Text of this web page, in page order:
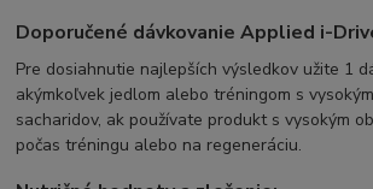
Doporučené dávkovanie Applied i-
Pre dosiahnutie najlepších výsledkov užite 1
akýmkoľvek jedlom alebo tréningom s
sacharidov, ak používate produkt s vysokým
počas tréningu alebo na regeneráciu.